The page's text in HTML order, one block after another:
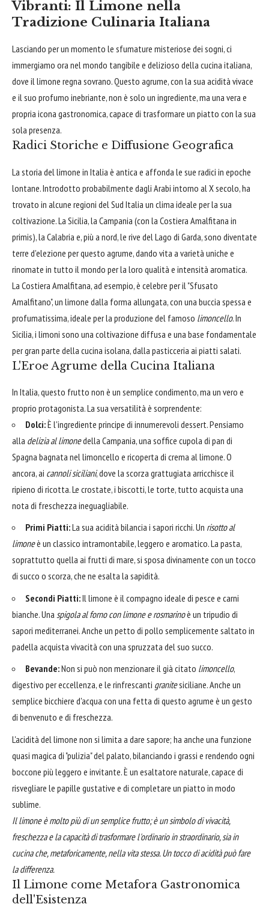
Vibranti: Il Limone nella
Tradizione Culinaria Italiana
Lasciando per un momento le sfumature misteriose dei sogni, ci
immergiamo ora nel mondo tangibile e delizioso della cucina italiana,
dove il limone regna sovrano. Questo agrume, con la sua acidità vivace
e il suo profumo inebriante, non è solo un ingrediente, ma una vera e
propria icona gastronomica, capace di trasformare un piatto con la sua
sola presenza.
Radici Storiche e Diffusione Geografica
La storia del limone in Italia è antica e affonda le sue radici in epoche
lontane. Introdotto probabilmente dagli Arabi intorno al X secolo, ha
trovato in alcune regioni del Sud Italia un clima ideale per la sua
coltivazione. La Sicilia, la Campania (con la Costiera Amalfitana in
primis), la Calabria e, più a nord, le rive del Lago di Garda, sono diventate
terre d'elezione per questo agrume, dando vita a varietà uniche e
rinomate in tutto il mondo per la loro qualità e intensità aromatica.
La Costiera Amalfitana, ad esempio, è celebre per il "Sfusato
Amalfitano", un limone dalla forma allungata, con una buccia spessa e
profumatissima, ideale per la produzione del famoso limoncello. In
Sicilia, i limoni sono una coltivazione diffusa e una base fondamentale
per gran parte della cucina isolana, dalla pasticceria ai piatti salati.
L'Eroe Agrume della Cucina Italiana
In Italia, questo frutto non è un semplice condimento, ma un vero e
proprio protagonista. La sua versatilità è sorprendente:
Dolci:È l'ingrediente principe di innumerevoli dessert. Pensiamo
alla delizia al limonedella Campania, una soffice cupola di pan di
Spagna bagnata nel limoncello e ricoperta di crema al limone. O
ancora, ai cannoli siciliani, dove la scorza grattugiata arricchisce il
ripieno di ricotta. Le crostate, i biscotti, le torte, tutto acquista una
nota di freschezza ineguagliabile.
Primi Piatti:La sua acidità bilancia i sapori ricchi. Un risotto al
limoneè un classico intramontabile, leggero e aromatico. La pasta,
soprattutto quella ai frutti di mare, si sposa divinamente con un tocco
di succo o scorza, che ne esalta la sapidità.
Secondi Piatti:Il limone è il compagno ideale di pesce e carni
bianche. Una spigola al forno con limone e rosmarinoè un tripudio di
sapori mediterranei. Anche un petto di pollo semplicemente saltato in
padella acquista vivacità con una spruzzata del suo succo.
Bevande:Non si può non menzionare il già citato limoncello,
digestivo per eccellenza, e le rinfrescanti granitesiciliane. Anche un
semplice bicchiere d'acqua con una fetta di questo agrume è un gesto
di benvenuto e di freschezza.
L'acidità del limone non si limita a dare sapore; ha anche una funzione
quasi magica di "pulizia" del palato, bilanciando i grassi e rendendo ogni
boccone più leggero e invitante. È un esaltatore naturale, capace di
risvegliare le papille gustative e di completare un piatto in modo
sublime.
Il limone è molto più di un semplice frutto; è un simbolo di vivacità,
freschezza e la capacità di trasformare l'ordinario in straordinario, sia in
cucina che, metaforicamente, nella vita stessa. Un tocco di acidità può fare
la differenza.
Il Limone come Metafora Gastronomica
dell'Esistenza